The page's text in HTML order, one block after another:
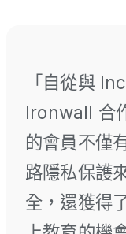
「自從與
Ironwall 合
的會員不僅
路隱私保護
全，還獲得